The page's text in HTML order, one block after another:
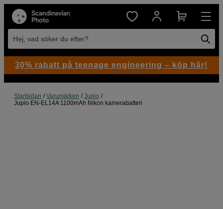
Hej, vad söker du efter?
Startsidan Varumärken
Jupio
Jupio EN-EL14A 1100mAh Nikon kamerabatteri
30% rabatt på teenage engineering – köp här!